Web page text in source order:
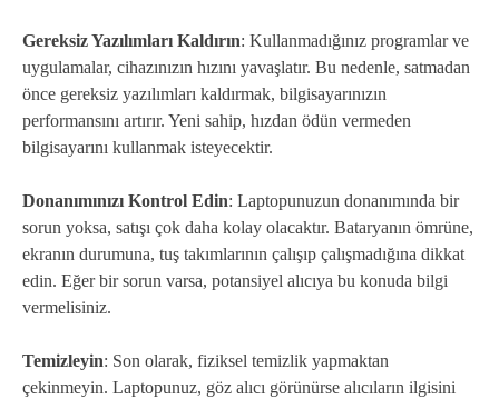
Gereksiz Yazılımları Kaldırın: Kullanmadığınız programlar ve
uygulamalar, cihazınızın hızını yavaşlatır. Bu nedenle, satmadan
önce gereksiz yazılımları kaldırmak, bilgisayarınızın
performansını artırır. Yeni sahip, hızdan ödün vermeden
bilgisayarını kullanmak isteyecektir.
Donanımınızı Kontrol Edin: Laptopunuzun donanımında bir
sorun yoksa, satışı çok daha kolay olacaktır. Bataryanın ömrüne,
ekranın durumuna, tuş takımlarının çalışıp çalışmadığına dikkat
edin. Eğer bir sorun varsa, potansiyel alıcıya bu konuda bilgi
vermelisiniz.
Temizleyin: Son olarak, fiziksel temizlik yapmaktan
çekinmeyin. Laptopunuz, göz alıcı görünürse alıcıların ilgisini